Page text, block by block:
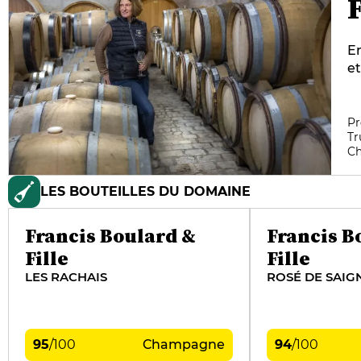
«
LES BOUTEILLES DU DOMAINE
Francis Boulard &
Fille
LES RACHAIS
95/100 Champagne
Francis
Fille
ROSÉ DE
94/100